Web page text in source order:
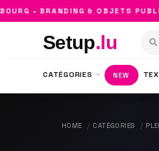
• BRANDING & OBJETS
Setup.lu
CATÉGORIES NEW
HOME CATÉGORIES